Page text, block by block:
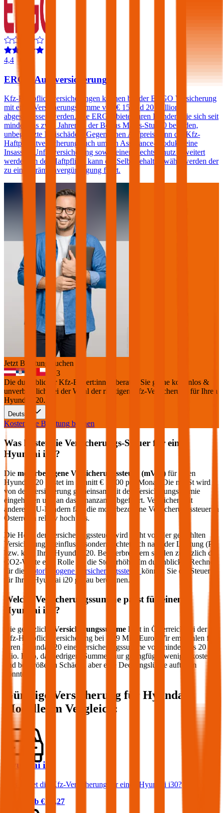
4,4
ERGO Autoversicherung
Kfz-Haftpflichtversicherungen können bei der ERGO Versicherung
mit einer Versicherungssumme von € 15 und 20 Millionen
abgeschlossen werden. Die ERGO bietet ihren Kunden, die sich seit
mindestens zwei Jahren in der Bonus Malus-Stufe 0 befinden,
unbegrenzte Freischäden. Gegen einen Aufpreis kann die Kfz-
Haftpflichtversicherung auch um ein Assistance-Produkt, eine
Insassen-Unfallversicherung sowie einen Rechtsschutz erweitert
werden. In der Haftpflicht kann ein Selbstbehalt gewählt werden der
zu einer Prämienvergünstigung führt.
Jetzt Beratung buchen
+3
Die durchblicker Kfz-Expert:innen beraten Sie gerne kostenlos &
unverbindlich bei der Wahl der richtigen Kfz-Versicherung für Ihren
Hyundai i20.
Deutsch
Kostenlose Beratung buchen
Was kostet die Versicherungs-Steuer für einen
Hyundai i20 ?
Die motorbezogene Versicherungssteuer (mVSt) für einen
Hyundai
i20 kostet im Schnitt € 18,00 pro Monat. Die mVSt wird
von der Versicherung gemeinsam mit der Versicherungsprämie
eingehoben und an das Finanzamt abgeführt. Verglichen mit
anderen EU-Ländern fällt die motorbezogene Versicherungssteuer in
Österreich relativ hoch aus.
Die Höhe der Versicherungssteuer wird nicht von der gewählten
Versicherung beeinflusst, sondern richtet sich nach der Leistung (PS
bzw. kW) Ihres
Hyundai i20. Bei Verbrennern spielen zusätzlich die
CO2-Werte eine Rolle für die Steuerhöhe. Im durchblicker Rechner
für die
motorbezogene Versicherungssteuer können Sie die Steuer
für Ihren
Hyundai i20 genau berechnen.
Welche Versicherungssumme passt für einen
Hyundai i20 ?
Die gesetzliche Versicherungssumme liegt in Österreich bei der
Kfz-Haftpflichtversicherung bei 7,79 Mio. Euro. Wir empfehlen für
IhrenHyundai i20 eine Versicherungssumme von mindestens 20
Mio. Euro, da niedrigere Summen nur geringfügig weniger kosten
und bei größeren Schäden aber eine Deckungslücke auftreten
könnte.
Günstige Versicherung für Hyundai
Modelle im Vergleich:
Hyundai i30
Was kostet die Kfz-Versicherung für einen Hyundai i30?
Prämie ab € 45,27